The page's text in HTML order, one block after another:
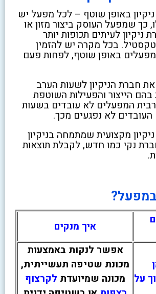
באופן שוטף – לכל מפעל יש
כך שמפעל העוסק ביצור מזון או
ניקיון לעיתים תכופות יותר
בכל מקרה יש להזמין
למפעלים באופן שוטף, לפחות פעם
חברת הניקיון לשעות הערב
הייצור והפעילות השוטפת
המפעלים לא עובדים בשעות
לא נפגעים מכך.
מקצועית שמתמחה בניקיון
נקי כמו חדש, לקבלת תוצאות
איך מנקים
על
אפשר לנקות באמצעות
מכונת שטיפה תעשייתית,
מכונה שמיועדת לקרצוף